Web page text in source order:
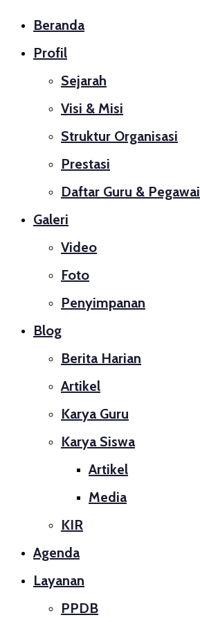
Beranda
Profil
Sejarah
Visi & Misi
Struktur Organisasi
Prestasi
Daftar Guru & Pegawai
Galeri
Video
Foto
Penyimpanan
Blog
Berita Harian
Artikel
Karya Guru
Karya Siswa
Artikel
Media
KIR
Agenda
Layanan
PPDB